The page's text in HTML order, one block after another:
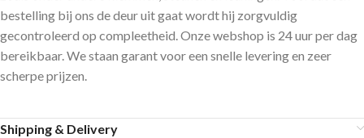
bestelling bij ons de deur uit gaat wordt hij zorgvuldig
gecontroleerd op compleetheid. Onze webshop is 24 uur per dag
bereikbaar. We staan garant voor een snelle levering en zeer
scherpe prijzen.
Shipping & Delivery